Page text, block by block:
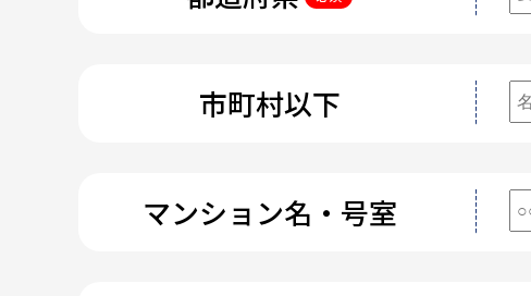
市町村以下
マンション名・号室